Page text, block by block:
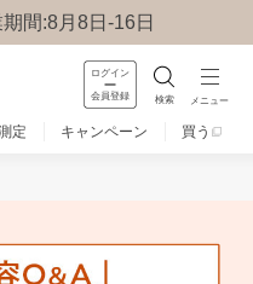
間:8月8日-16日
ログイン
会員登録 検索 メニュー
定 キャンペーン 買う